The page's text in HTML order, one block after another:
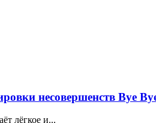
несовершенств Bye
лёгкое и...